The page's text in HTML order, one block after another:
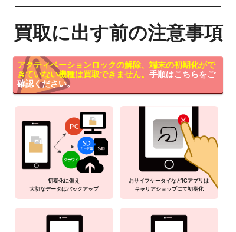
買取に出す前の注意事項
アクティベーションロックの解除、端末の初期化がで
きていない機種は買取できません。 手順はこちらをご
確認ください。
初期化に備え
大切なデータはバックアップ
おサイフケータイなどICアプリは
キャリアショップにて初期化